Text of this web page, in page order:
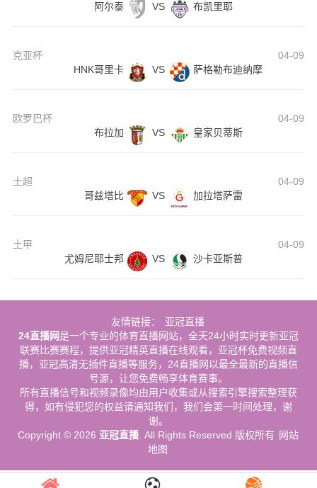
阿尔泰
VS 布凯里耶
克亚杯
04-09
HNK哥里卡
VS 萨格勒布迪纳摩
欧罗巴杯
04-09
布拉加
VS 皇家贝蒂斯
土超
04-09
哥兹塔比
VS 加拉塔萨雷
土甲
04-09
尤姆尼耶士邦
VS 沙卡亚斯普
友情链接：
亚冠直播
24直播网是一个专业的体育直播网站，全天24小时实时更新亚冠
联赛比赛赛程，提供亚冠精英直播在线观看，亚冠杯免费视频直
播，亚冠高清无插件直播等服务，24直播网以最全最新的直播信
号源，让您免费畅享体育赛事。
所有直播信号和视频录像均由用户收集或从搜索引擎搜索整理获
得，如有侵犯您的权益请通知我们，我们会第一时间处理，谢
谢。
Copyright © 2026 亚冠直播 . All Rights Reserved 版权所有 网站
地图